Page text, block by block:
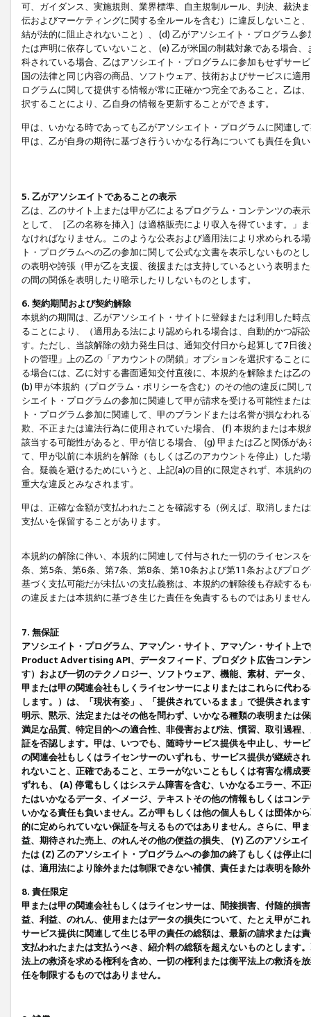
可、ガイダンス、実施規則、業界標準、自主規制ルール、判決、裁決
伝およびマーケティングに関する全ルールを含む）に違反しないこと
結が法的に阻止されないこと）、 (d) 乙がアソシエイト・プログラム
たは声明に依存していないこと、 (e) 乙が米国の制裁対象である場合
科されている場合、乙はアソシエイト・プログラムに参加もせずサー
国の法律と同じ内容の商品、ソフトウェア、技術およびサービスに適
ログラムに関して提供する情報が常に正確かつ完全であること。乙は
択することにより、乙自身の情報を更新することができます。
甲は、いかなる時であっても乙がアソシエイト・プログラムに関連し
甲は、乙が自身の期待に基づき行ういかなる行為についても責任を負
5. 乙がアソシエイトであることの表示
乙は、乙のサイト上または甲が乙によるプログラム・コンテンツの表
として、［乙の名称を挿入］は適格販売により収入を得ています。」
なければなりません。このような公表および適用法により求められる
ト・プログラムへの乙の参加に関して公式な文書を表示しないもの
の表明や誇張（甲が乙を支援、後援または支持しているという表明ま
の間の関係を表明したり暗示したりしないものとします。
6. 契約期間および契約解除
本規約の期間は、乙がアソシエイト・サイトに登録または利用した時
ることにより、（適用ある法により認められる場合は、自動的かつ訴
す。ただし、当該解除の効力発生日は、通知交付日から起算して7日
トの管理」上の乙の「アカウントの閉鎖」オプションを選択するこ
る場合には、乙に対する書面通知交付直後に、本規約を解除または乙
(b) 甲が本規約（プログラム・ポリシーを含む）のその他の違反に関
シエイト・プログラムの参加に関連して甲が請求を受ける可能性また
ト・プログラム参加に関連して、甲のブランドまたは名誉が損なわれ
欺、不正または違法行為に使用されていた場合、 (f) 本規約または本
該当する可能性があると、甲が信じる場合、 (g) 甲または乙と関係が
て、甲が以前に本規約を解除（もしくは乙のアカウントを停止）した
合。疑義を避けるためにいうと、上記(a)の目的に限定されず、本規
重大な違反とみなされます。
甲は、正確な金額が支払われたことを確認する（例えば、取消しまた
支払いを保留することがあります。
本規約の解除に伴い、本規約に関連して付与された一切のライセンス
条、第5条、第6条、第7条、第8条、第10条および第11条およびプロ
基づく支払可能だが未払いの支払義務は、本規約の解除後も存続する
の違反または本規約に基づき生じた責任を免責するものではありませ
7. 無保証
アソシエイト・プログラム、アマゾン・サイト、アマゾン・サイト上
Product Advertising API、データフィード、プロダクト広告コンテ
す）および一切のテクノロジー、ソフトウェア、機能、素材、データ
甲または甲の関連会社もしくライセンサーによりまたはこれらに代わ
します。）は、「現状有姿」、「提供されているまま」で提供されま
明示、黙示、法定またはその他を問わず、いかなる種類の表明または
満足な品質、特定目的への適合性、非侵害および法、慣習、取引過程
証を否認します。甲は、いつでも、随時サービス提供を中止し、サー
の関連会社もしくはライセンサーのいずれも、サービス提供が継続さ
れないこと、正確であること、エラーがないこともしくは有害な構成
ずれも、 (A) 停電もしくはシステム障害を含む、いかなるエラー、不
たはいかなるデータ、イメージ、テキストその他の情報もしくはコン
いかなる責任も負いません。乙が甲もしくは他の個人もしくは団体か
的に定められていない保証を与えるものではありません。さらに、甲
益、期待された売上、のれんその他の便益の損失、 (Y) 乙のアソシエ
たは (Z) 乙のアソシエイト・プログラムへの参加の終了もしくは停止
は、適用法により除外または制限できない補償、責任または表明を除
8. 責任限定
甲または甲の関連会社もしくはライセンサーは、間接損害、付随的損
益、利益、のれん、使用またはデータの損失について、たとえ甲がこ
サービス提供に関連して生じる甲の責任の総額は、最新の請求または
支払われたまたは支払うべき、紹介料の総額を超えないものとします
法上の救済を求める権利を含め、一切の権利または衡平法上の救済を
任を制限するものではありません。